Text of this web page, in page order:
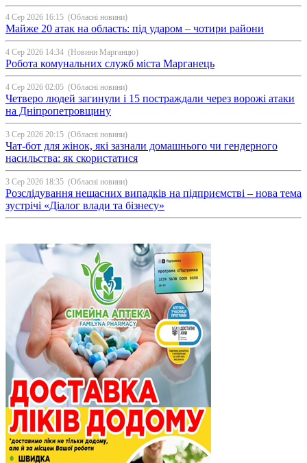
4 Сер 2026 16:15 (Обласні новини)
Майже 20 атак на область: під ударом – чотири райони
4 Сер 2026 14:34 (Новини Марганцю)
Робота комунальних служб міста Марганець
4 Сер 2026 02:05 (Обласні новини)
Четверо людей загинули і 15 постраждали через ворожі атаки
на Дніпропетровщину
3 Сер 2026 20:15 (Обласні новини)
Чат-бот для жінок, які зазнали домашнього чи гендерного
насильства: як скористатися
3 Сер 2026 18:35 (Обласні новини)
Розслідування нещасних випадків на підприємстві – нова тема
зустрічі «Діалог влади та бізнесу»